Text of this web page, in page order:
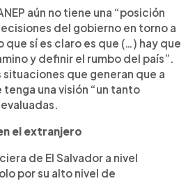
aún no tiene una “posición
del gobierno en torno a
que sí es claro es que (…) hay que
y definir el rumbo del país”.
situaciones que generan que a
una visión “un tanto
el extranjero
de El Salvador a nivel
por su alto nivel de